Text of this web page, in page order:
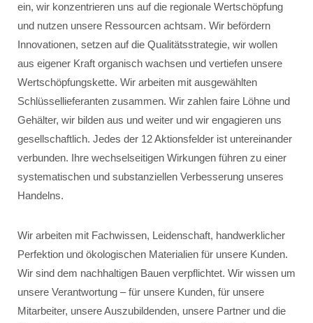
ein, wir konzentrieren uns auf die regionale Wertschöpfung
und nutzen unsere Ressourcen achtsam. Wir befördern
Innovationen, setzen auf die Qualitätsstrategie, wir wollen
aus eigener Kraft organisch wachsen und vertiefen unsere
Wertschöpfungskette. Wir arbeiten mit ausgewählten
Schlüssellieferanten zusammen. Wir zahlen faire Löhne und
Gehälter, wir bilden aus und weiter und wir engagieren uns
gesellschaftlich. Jedes der 12 Aktionsfelder ist untereinander
verbunden. Ihre wechselseitigen Wirkungen führen zu einer
systematischen und substanziellen Verbesserung unseres
Handelns.
Wir arbeiten mit Fachwissen, Leidenschaft, handwerklicher
Perfektion und ökologischen Materialien für unsere Kunden.
Wir sind dem nachhaltigen Bauen verpflichtet. Wir wissen um
unsere Verantwortung – für unsere Kunden, für unsere
Mitarbeiter, unsere Auszubildenden, unsere Partner und die